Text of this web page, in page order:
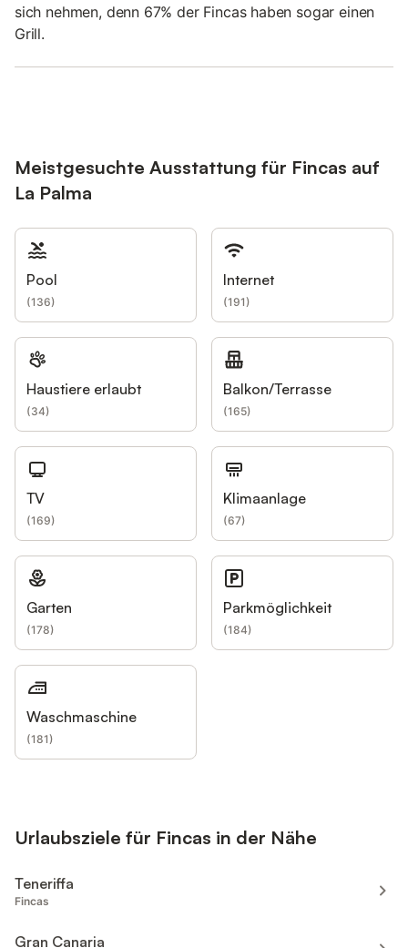
sich nehmen, denn 67% der Fincas haben sogar einen
Grill.
Meistgesuchte Ausstattung für Fincas auf
La Palma
Pool
(136)
Internet
(191)
Haustiere erlaubt
(34)
Balkon/Terrasse
(165)
TV
(169)
Klimaanlage
(67)
Garten
(178)
Parkmöglichkeit
(184)
Waschmaschine
(181)
Urlaubsziele für Fincas in der Nähe
Teneriffa
Fincas
Gran Canaria